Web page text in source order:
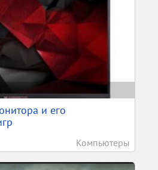
и его
Компьютеры